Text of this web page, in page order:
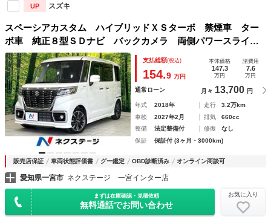
UP スズキ
スペーシアカスタム ハイブリッドＸＳターボ 禁煙車 ター
ボ車 純正８型ＳＤナビ バックカメラ 両側パワースライド
ドア シートヒーター ハーフレザーシート ＥＴＣ 衝突被
害軽減システム コーナーセンサー クルーズコントロール
ＬＥＤヘッドライト
支払総額(税込)
154.9 万円
本体価格
147.3
万円
諸費用
7.6
万円
通常ローン 月々 13,700 円
年式 2018年 走行
3.2万km
車検
2027年2月 排気
660cc
整備
法定整備付 修復
なし
保証
保証付 (3ヶ月・3000km)
販売店保証 車両状態評価書 グー鑑定 OBD診断済み オンライン商談可
愛知県一宮市 ネクステージ 一宮インター店
まずは在庫確認・見積依頼
無料通話でお問い合わせ
お気に入り